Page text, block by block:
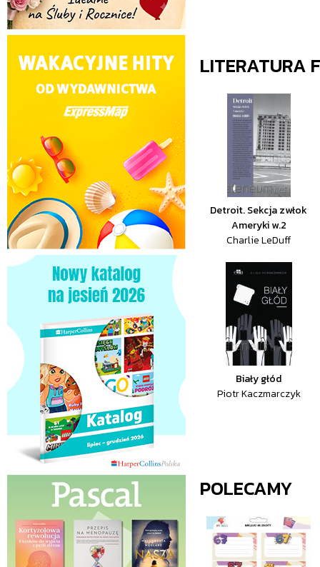
LITERATURA
Detroit. Sekcja zwłok
Ameryki w.2
Charlie LeDuff
Biały głód
Piotr Kaczmarczyk
POLECAMY